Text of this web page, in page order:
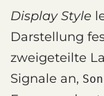
Display Style
Darstellung
zweigeteilte
Signale an,